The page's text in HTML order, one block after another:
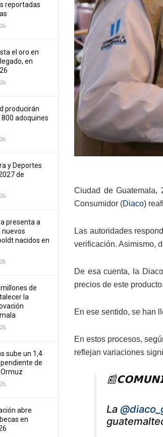
reportadas
el oro en
en
producirán
adoquines
y Deportes
de
presenta a
nuevos
nacidos en
de
la
sube un 1,4
de
abre
en
Ciudad de Guatemala,
Consumidor (Diaco)
Las autoridades
verificación. Asimismo,
De esa cuenta, la
precios de este producto.
En ese sentido, se han
En estos procesos,
reflejan variaciones
La